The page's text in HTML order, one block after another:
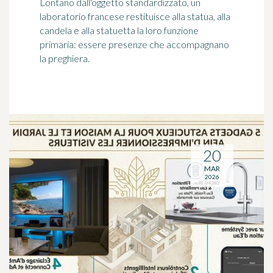
laboratorio francese restituisce alla statua, alla
candela e alla statuetta la loro funzione
primaria: essere presenze che accompagnano
la preghiera.
20
MAR
2026